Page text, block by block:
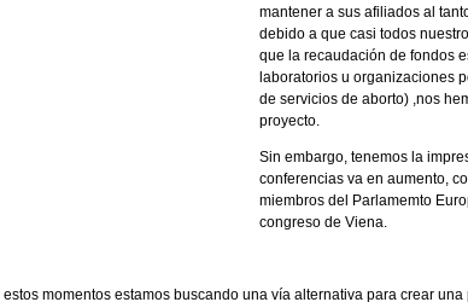
mantener a sus afiliados al
debido a que casi todos
que la recaudación de fondos
laboratorios u organizaciones
de servicios de aborto) ,nos
proyecto.
Sin embargo, tenemos la
conferencias va en aumento,
miembros del Parlamemto
congreso de Viena.
estos momentos estamos buscando una vía alternativa para crear